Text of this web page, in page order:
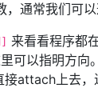
通常我们可以
来看看程序都
可以指明方向。
接attach上去